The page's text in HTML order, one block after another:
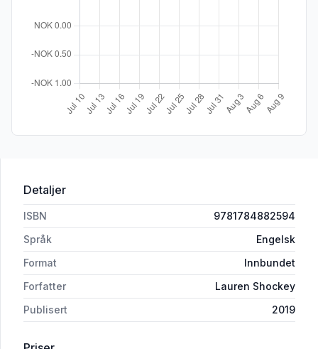
Detaljer
ISBN
9781784882594
Språk
Engelsk
Format
Innbundet
Forfatter
Lauren Shockey
Publisert
2019